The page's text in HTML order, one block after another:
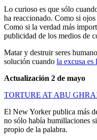
Lo curioso es que sólo
ha reaccionado. Como si
Como si la verdad más
publicidad de los medios de
Matar y destruir seres
solución cuando la excusa es
Actualización 2 de mayo
TORTURE AT ABU
El New Yorker publica más
no sólo había humillaciones
propio de la palabra.